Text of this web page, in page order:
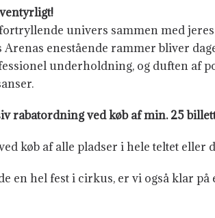
univers sammen med
enestående rammer bliver
underholdning, og duften af
rabatordning ved køb af min. 25
køb af alle pladser i hele teltet eller
en hel fest i cirkus, er vi også klar